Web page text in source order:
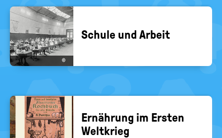
©
Schu­le und Ar­beit
Er­näh­rung im Ers­ten
Welt­krieg